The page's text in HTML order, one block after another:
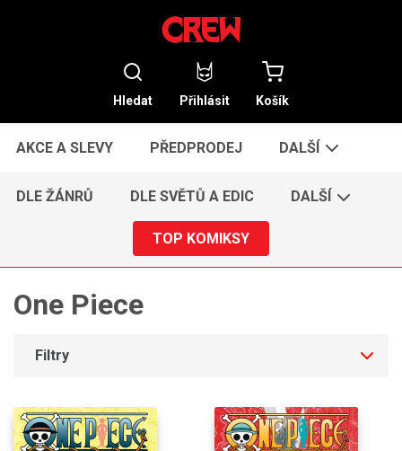
Hledat Přihlásit Košík
AKCE A SLEVY PŘEDPRODEJ DALŠÍ
DLE ŽÁNRŮ DLE SVĚTŮ A EDIC DALŠÍ
TOP KOMIKSY
One Piece
Filtry